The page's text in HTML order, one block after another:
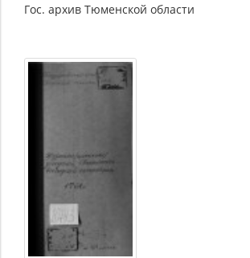
Гос. архив Тюменской области